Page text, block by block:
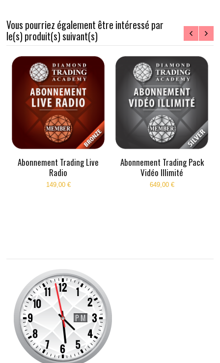
Vous pourriez également être intéressé par
le(s) produit(s) suivant(s)
Abonnement Trading
Formation Interactive
Personnalisée Trader Pro
Location poste Trading
3 mois
2 340,00 €